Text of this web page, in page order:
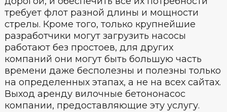
требует флот разной длины и мощности
стрелы. Кроме того, только крупнейшие
разработчики могут загрузить насосы
работают без простоев, для других
компаний они могут быть большую часть
времени даже бесполезны и полезны только
на определенных этапах, а не на всех сайтах.
Выход аренду вилочные бетононасос
компании, предоставляющие эту услугу.